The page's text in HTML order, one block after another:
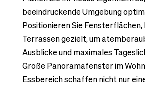
beeindruckende Umgebung
Positionieren Sie Fensterflächen,
Terrassen gezielt, um
Ausblicke und maximales
Große Panoramafenster im
Essbereich schaffen nicht nur